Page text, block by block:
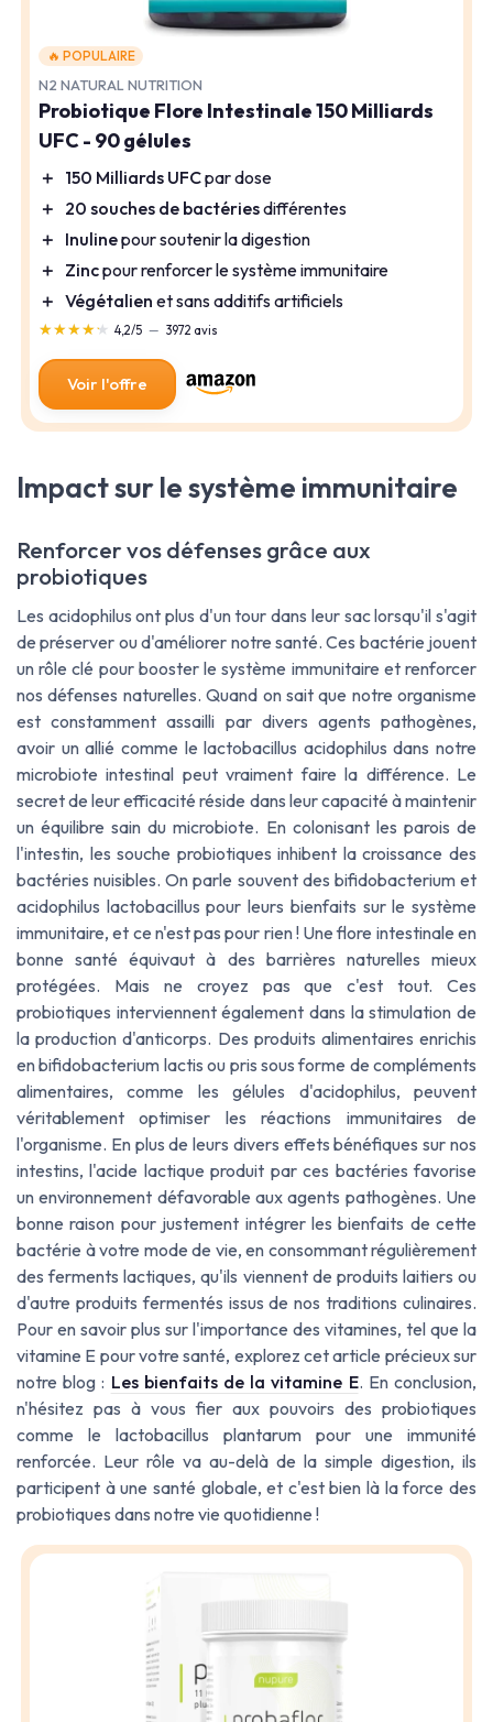
🔥 POPULAIRE
N2 NATURAL NUTRITION
Probiotique Flore Intestinale 150 Milliards
UFC - 90 gélules
＋ 150 Milliards UFCpar dose
＋ 20 souches de bactériesdifférentes
＋ Inulinepour soutenir la digestion
＋ Zincpour renforcer le système immunitaire
＋ Végétalien et sans additifs artificiels
★★★★★
★★★★★ 4,2/5 — 3972 avis
Voir l'offre
Impact sur le système immunitaire
Renforcer vos défenses grâce aux
probiotiques
Les acidophilus ont plus d'un tour dans leur sac lorsqu'il s'agit
de préserver ou d'améliorer notre santé. Ces bactérie jouent
un rôle clé pour booster le système immunitaire et renforcer
nos défenses naturelles. Quand on sait que notre organisme
est constamment assailli par divers agents pathogènes,
avoir un allié comme le lactobacillus acidophilus dans notre
microbiote intestinal peut vraiment faire la différence. Le
secret de leur efficacité réside dans leur capacité à maintenir
un équilibre sain du microbiote. En colonisant les parois de
l'intestin, les souche probiotiques inhibent la croissance des
bactéries nuisibles. On parle souvent des bifidobacterium et
acidophilus lactobacillus pour leurs bienfaits sur le système
immunitaire, et ce n'est pas pour rien ! Une flore intestinale en
bonne santé équivaut à des barrières naturelles mieux
protégées. Mais ne croyez pas que c'est tout. Ces
probiotiques interviennent également dans la stimulation de
la production d'anticorps. Des produits alimentaires enrichis
en bifidobacterium lactis ou pris sous forme de compléments
alimentaires, comme les gélules d'acidophilus, peuvent
véritablement optimiser les réactions immunitaires de
l'organisme. En plus de leurs divers effets bénéfiques sur nos
intestins, l'acide lactique produit par ces bactéries favorise
un environnement défavorable aux agents pathogènes. Une
bonne raison pour justement intégrer les bienfaits de cette
bactérie à votre mode de vie, en consommant régulièrement
des ferments lactiques, qu'ils viennent de produits laitiers ou
d'autre produits fermentés issus de nos traditions culinaires.
Pour en savoir plus sur l'importance des vitamines, tel que la
vitamine E pour votre santé, explorez cet article précieux sur
notre blog : Les bienfaits de la vitamine E. En conclusion,
n'hésitez pas à vous fier aux pouvoirs des probiotiques
comme le lactobacillus plantarum pour une immunité
renforcée. Leur rôle va au-delà de la simple digestion, ils
participent à une santé globale, et c'est bien là la force des
probiotiques dans notre vie quotidienne !